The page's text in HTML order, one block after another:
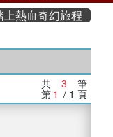
血奇幻旅程
共 3 筆
第 1 / 1 頁